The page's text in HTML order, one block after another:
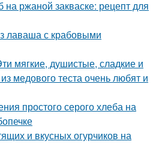
ржаной закваске: рецепт для
лаваша с крабовыми
мягкие, душистые, сладкие и
медового теста очень любят и
простого серого хлеба на
и вкусных огурчиков на